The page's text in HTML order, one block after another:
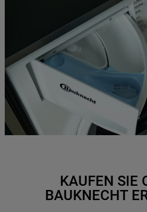
KAUFEN SIE
BAUKNECHT